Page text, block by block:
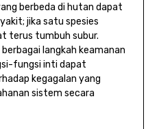
berbeda di hutan dapat
jika satu spesies
terus tumbuh subur.
langkah keamanan
fungsi inti dapat
kegagalan yang
sistem secara